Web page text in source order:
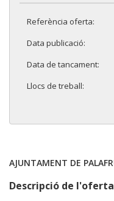
Referència oferta:
Data publicació:
Data de tancament:
Llocs de treball:
Descripció de l'oferta